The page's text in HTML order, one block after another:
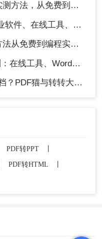
从免费到专业全攻略！
内置与改后缀名4种方案对比！
费到编程实测对比！
、Adobe与开源软件对比！！
种在线工具使用指南与功能对比！
PDF转PPT
PDF转HTML